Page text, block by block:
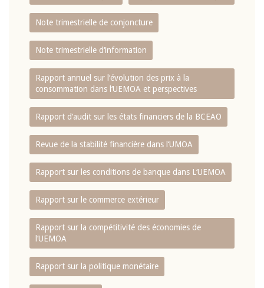
Note trimestrielle de conjoncture
Note trimestrielle d‘information
Rapport annuel sur l‘évolution des prix à la
consommation dans l‘UEMOA et perspectives
Rapport d‘audit sur les états financiers de la BCEAO
Revue de la stabilité financière dans l‘UMOA
Rapport sur les conditions de banque dans L‘UEMOA
Rapport sur le commerce extérieur
Rapport sur la compétitivité des économies de
l‘UEMOA
Rapport sur la politique monétaire